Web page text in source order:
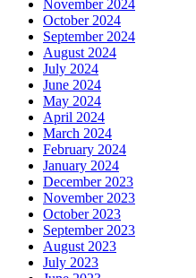
November 2024
October 2024
September 2024
August 2024
July 2024
June 2024
May 2024
April 2024
March 2024
February 2024
January 2024
December 2023
November 2023
October 2023
September 2023
August 2023
July 2023